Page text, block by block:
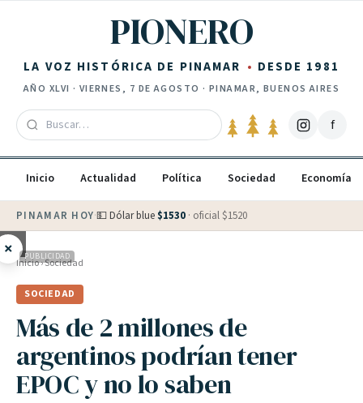
PIONERO
LA VOZ HISTÓRICA DE PINAMAR DESDE 1981
AÑO XLVI · VIERNES, 7 DE AGOSTO · PINAMAR, BUENOS AIRES
f
Inicio Actualidad Política Sociedad Economía
PINAMAR HOY·💵 Dólar blue $1530 · oficial $1520
× PUBLICIDAD
Inicio›Sociedad
SOCIEDAD
Más de 2 millones de
argentinos podrían tener
EPOC y no lo saben